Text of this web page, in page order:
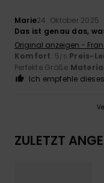
Marie24. Oktober 2025
Das ist genau das,
Original anzeigen -
Komfort: 5/5 Preis-
Perfekte Größe
Ich empfehle
ZULETZT